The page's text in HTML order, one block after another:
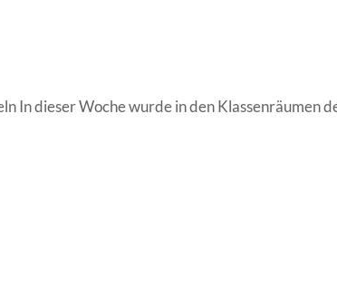
In dieser Woche wurde in den Klassenräumen